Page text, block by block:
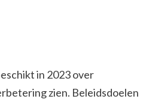
in 2023 over
zien. Beleidsdoelen